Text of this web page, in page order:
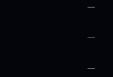
—
—
—